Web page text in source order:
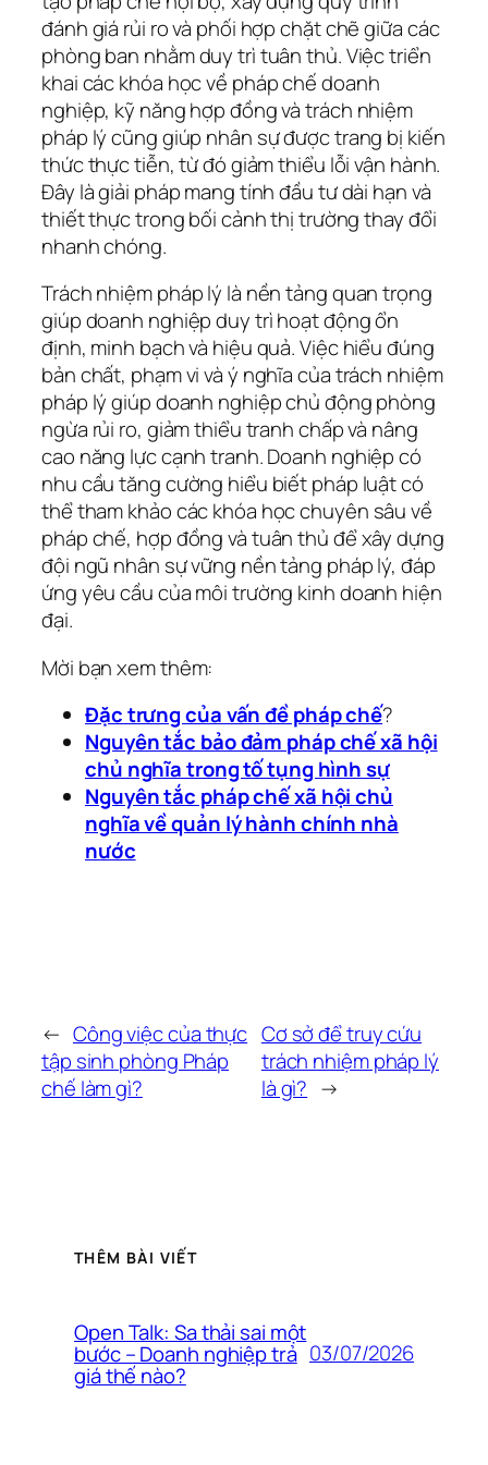
đánh giá rủi ro và phối hợp chặt chẽ giữa các
phòng ban nhằm duy trì tuân thủ. Việc triển
khai các khóa học về pháp chế doanh
nghiệp, kỹ năng hợp đồng và trách nhiệm
pháp lý cũng giúp nhân sự được trang bị kiến
thức thực tiễn, từ đó giảm thiểu lỗi vận hành.
Đây là giải pháp mang tính đầu tư dài hạn và
thiết thực trong bối cảnh thị trường thay đổi
nhanh chóng.
Trách nhiệm pháp lý là nền tảng quan trọng
giúp doanh nghiệp duy trì hoạt động ổn
định, minh bạch và hiệu quả. Việc hiểu đúng
bản chất, phạm vi và ý nghĩa của trách nhiệm
pháp lý giúp doanh nghiệp chủ động phòng
ngừa rủi ro, giảm thiểu tranh chấp và nâng
cao năng lực cạnh tranh. Doanh nghiệp có
nhu cầu tăng cường hiểu biết pháp luật có
thể tham khảo các khóa học chuyên sâu về
pháp chế, hợp đồng và tuân thủ để xây dựng
đội ngũ nhân sự vững nền tảng pháp lý, đáp
ứng yêu cầu của môi trường kinh doanh hiện
đại.
Mời bạn xem thêm:
Đặc trưng của vấn đề pháp chế?
Nguyên tắc bảo đảm pháp chế xã hội
chủ nghĩa trong tố tụng hình sự
Nguyên tắc pháp chế xã hội chủ
nghĩa về quản lý hành chính nhà
nước
← Công việc của thực
tập sinh phòng Pháp
chế làm gì?
Cơ sở để truy cứu
trách nhiệm pháp lý
là gì? →
THÊM BÀI VIẾT
Open Talk: Sa thải sai một
bước – Doanh nghiệp trả
giá thế nào?
03/07/2026